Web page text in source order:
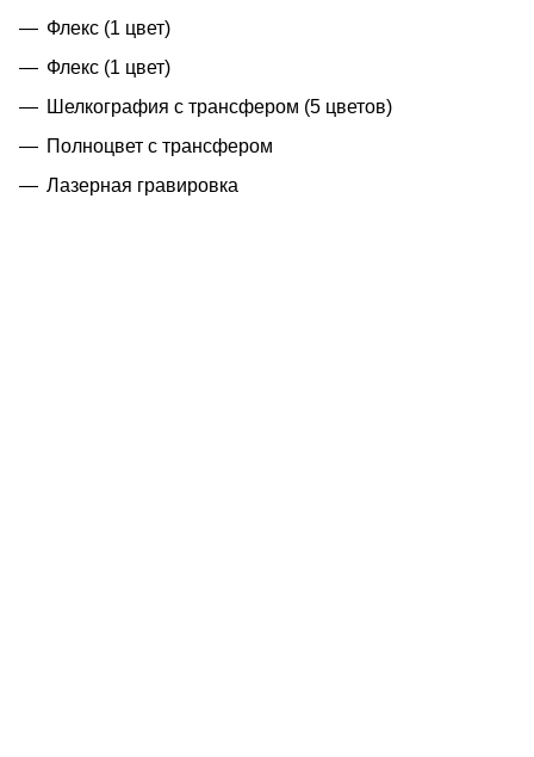
Флекс (1 цвет)
Флекс (1 цвет)
Шелкография с трансфером (5 цветов)
Полноцвет с трансфером
Лазерная гравировка